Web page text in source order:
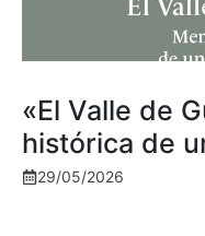
«El Valle de
histórica de
29/05/2026